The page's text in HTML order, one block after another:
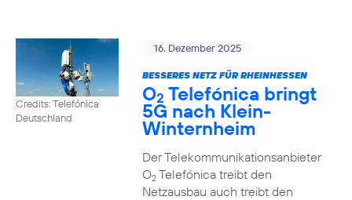
Credits: Telefónica
Deutschland
16. Dezember 2025
BESSERES NETZ FÜR RHEINHESSEN
O2 Telefónica bringt
5G nach Klein-
Winternheim
Der Telekommunikationsanbieter
O2Telefónica treibt den
Netzausbau auch treibt den